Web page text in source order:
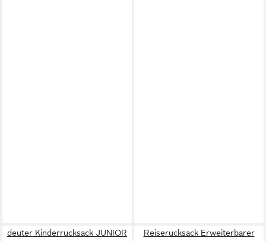
deuter Kinderrucksack JUNIOR
Reiserucksack Erweiterbarer